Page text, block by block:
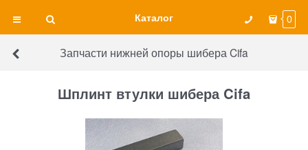
Каталог 0
Запчасти нижней опоры шибера Cifa
Шплинт втулки шибера Cifa